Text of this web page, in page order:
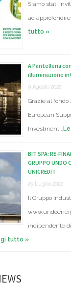
Siamo stati
ad
tutto »
A Pantelleria
illuminazione
9 Agosto 2022
Grazie al fondo
European
Investment …
BIT SPA: RE-
GRUPPO UNDO
UNICREDIT
29 Luglio 2022
Il Gruppo
indipendente
tutto »